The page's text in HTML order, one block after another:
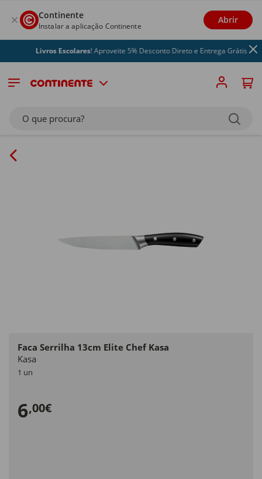
Continente
Instalar a aplicação Continente
Abrir
Livros Escolares! Aproveite 5% Desconto Direto e Entrega Grátis
O que procura?
Faca Serrilha 13cm Elite Chef Kasa
Kasa
1 un
6,00€